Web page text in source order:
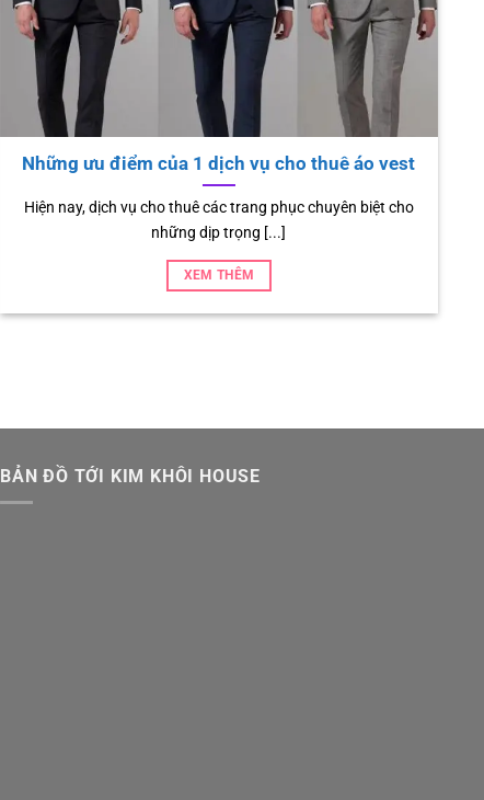
Shop bán cho thuê đồ cổ trang – Cosplay Độc –
Lạ – Đẹp số 1 ở TPHCM
Cosplay là văn hóa người Nhật được du nhập vào Việt Nam
và cũng được [...]
BẢN ĐỒ TỚI KIM KHÔI HOUSE